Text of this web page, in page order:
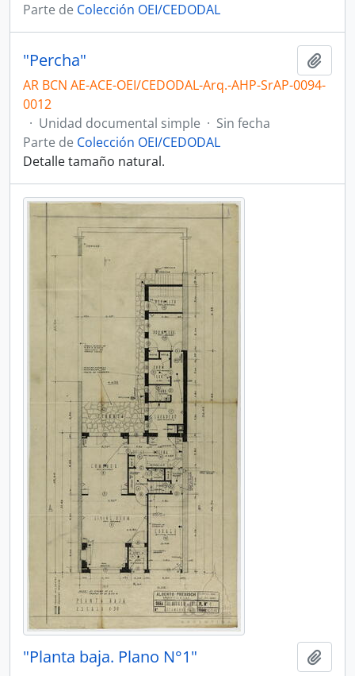
Parte de Colección OEI/CEDODAL
"Percha"
AR BCN AE-ACE-OEI/CEDODAL-Arq.-AHP-SrAP-0094-
0012
· Unidad documental simple · Sin fecha
Parte de Colección OEI/CEDODAL
Detalle tamaño natural.
"Planta baja. Plano N°1"